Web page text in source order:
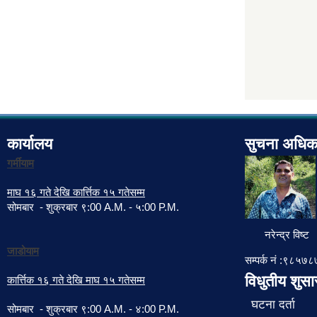
कार्यालय
गर्मीयाम
माघ १६ गते देखि कार्त्तिक १५ गतेसम्म
सोमबार - शुक्रबार ९:00 A.M. - ५:00 P.M.
जाडोयाम
कार्त्तिक १६ गते देखि माघ १५ गतेसम्म
सोमबार - शुक्रबार ९:00 A.M. - ४:00 P.M.
सुचना
नरेन्द्र विष्ट
सम्पर्क नं
विधुतीय
घटना दर्ता